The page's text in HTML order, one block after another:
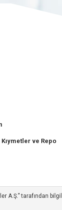
ve Repo
tarafından